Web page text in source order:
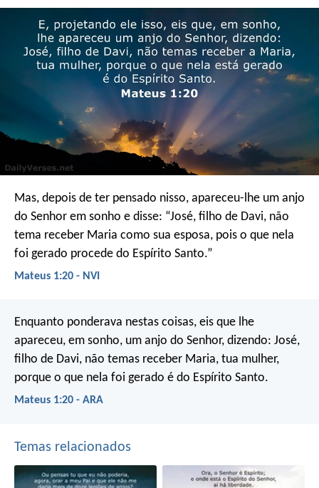
Mas, depois de ter pensado nisso, apareceu-lhe um anjo
do Senhor em sonho e disse: “José, filho de Davi, não
tema receber Maria como sua esposa, pois o que nela
foi gerado procede do Espírito Santo.”
Mateus 1:20 - NVI
Enquanto ponderava nestas coisas, eis que lhe
apareceu, em sonho, um anjo do Senhor, dizendo: José,
filho de Davi, não temas receber Maria, tua mulher,
porque o que nela foi gerado é do Espírito Santo.
Mateus 1:20 - ARA
Temas relacionados